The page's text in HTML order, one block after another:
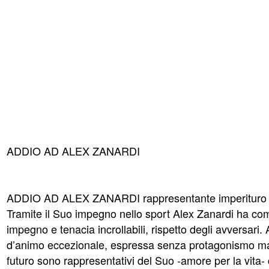
ADDIO AD ALEX ZANARDI
ADDIO AD ALEX ZANARDI rappresentante
Tramite il Suo impegno nello sport Alex Zanardi ha
impegno e tenacia incrollabili, rispetto degli
d’animo eccezionale, espressa senza protagonismo
futuro sono rappresentativi del Suo -amore per la